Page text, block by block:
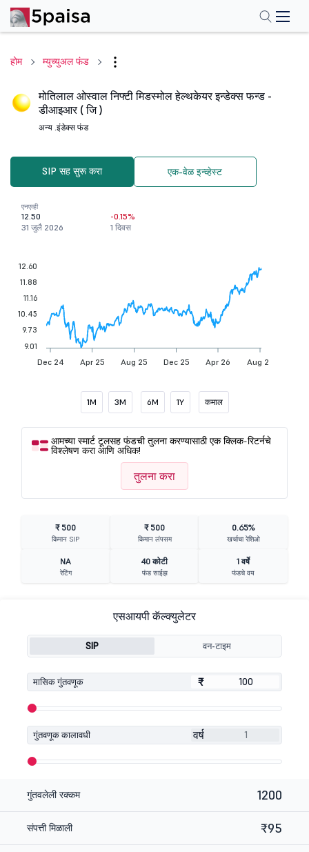
होम म्युच्युअल फंड
मोतिलाल ओस्वाल निफ्टी मिडस्मोल हेल्थकेयर इन्डेक्स फन्ड -
डीआइआर ( जि )
अन्य .इंडेक्स फंड
SIP सह सुरू करा एक-वेळ इन्व्हेस्ट
एनएव्ही
12.50
31 जुलै 2026
-0.15%
1 दिवस
Dec 24 Apr 25 Aug 25 Dec 25 Apr 26 Aug 26
12.60
11.88
11.16
10.45
9.73
9.01
1M 3M 6M 1Y कमाल
आमच्या स्मार्ट टूलसह फंडची तुलना करण्यासाठी एक क्लिक-रिटर्नचे
विश्लेषण करा आणि अधिक!
तुलना करा
₹ 500
किमान SIP
₹ 500
किमान लंपसम
0.65%
खर्चाचा रेशिओ
NA
रेटिंग
40 कोटी
फंड साईझ
1 वर्षे
फंडचे वय
एसआयपी कॅल्क्युलेटर
SIP वन-टाइम
मासिक गुंतवणूक ₹
₹
गुंतवणूक कालावधी वर्ष
गुंतवलेली रक्कम 1200
संपत्ती मिळाली ₹95